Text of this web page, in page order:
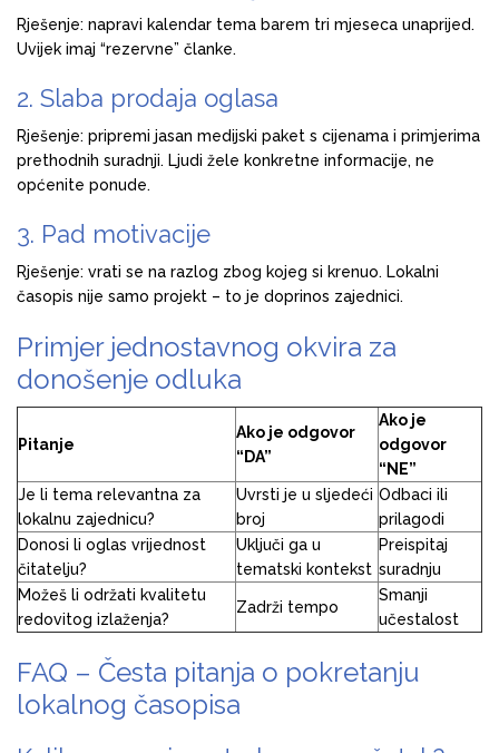
Rješenje: napravi kalendar tema barem tri mjeseca unaprijed.
Uvijek imaj “rezervne” članke.
2. Slaba prodaja oglasa
Rješenje: pripremi jasan medijski paket s cijenama i primjerima
prethodnih suradnji. Ljudi žele konkretne informacije, ne
općenite ponude.
3. Pad motivacije
Rješenje: vrati se na razlog zbog kojeg si krenuo. Lokalni
časopis nije samo projekt – to je doprinos zajednici.
Primjer jednostavnog okvira za
donošenje odluka
Pitanje
Ako je odgovor
“DA”
Ako je
odgovor
“NE”
Je li tema relevantna za
lokalnu zajednicu?
Uvrsti je u sljedeći
broj
Odbaci ili
prilagodi
Donosi li oglas vrijednost
čitatelju?
Uključi ga u
tematski kontekst
Preispitaj
suradnju
Možeš li održati kvalitetu
redovitog izlaženja?
Zadrži tempo
Smanji
učestalost
FAQ – Česta pitanja o pokretanju
lokalnog časopisa